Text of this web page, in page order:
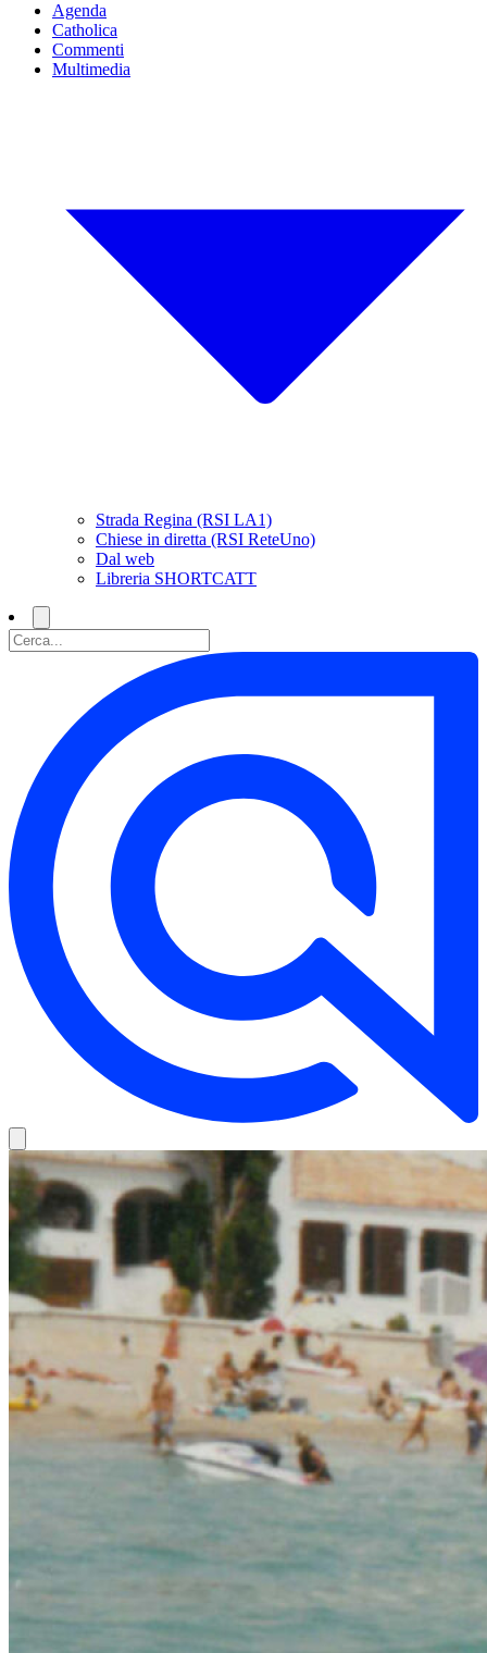
Agenda
Catholica
Commenti
Multimedia
Strada Regina (RSI LA1)
Chiese in diretta (RSI ReteUno)
Dal web
Libreria SHORTCATT